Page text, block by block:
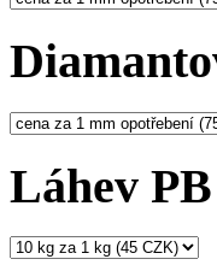
Láhev PB